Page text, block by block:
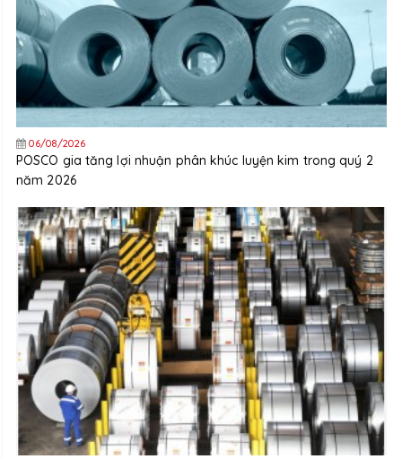
06/08/2026
POSCO gia tăng lợi nhuận phân khúc luyện kim trong quý 2
năm 2026